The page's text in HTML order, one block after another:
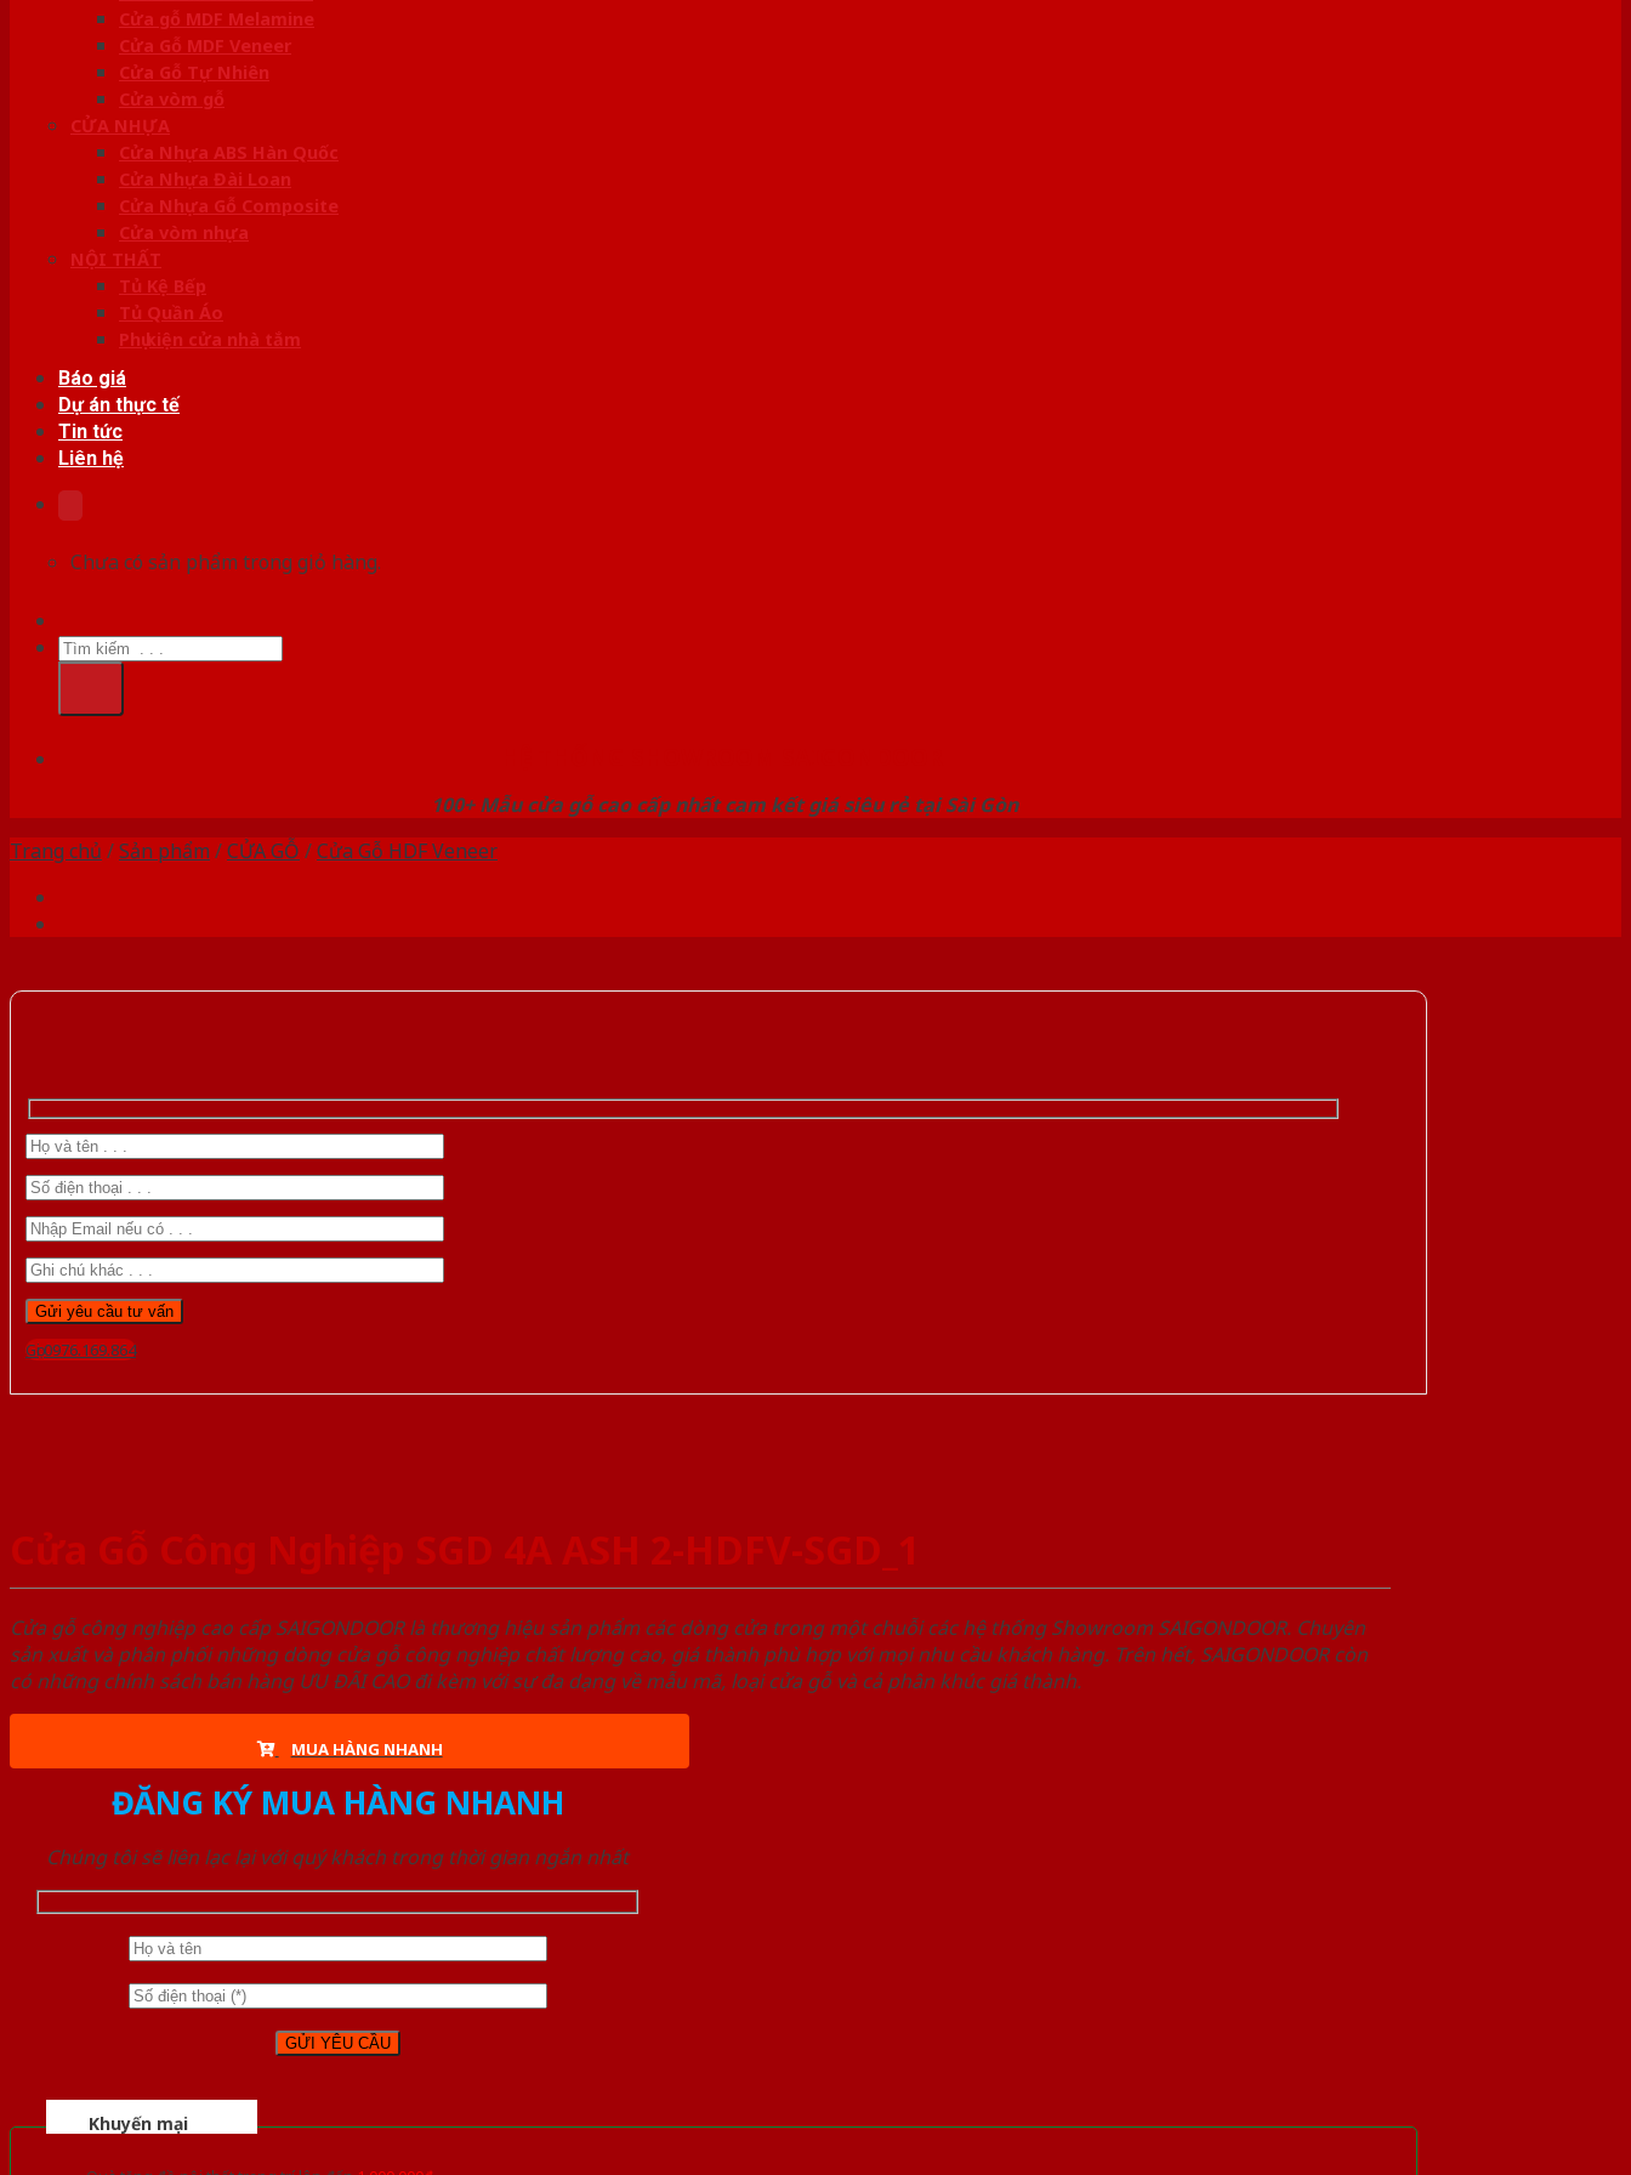
Cửa gỗ MDF Melamine
Cửa Gỗ MDF Veneer
Cửa Gỗ Tự Nhiên
Cửa vòm gỗ
CỬA NHỰA
Cửa Nhựa ABS Hàn Quốc
Cửa Nhựa Đài Loan
Cửa Nhựa Gỗ Composite
Cửa vòm nhựa
NỘI THẤT
Tủ Kệ Bếp
Tủ Quần Áo
Phụ kiện cửa nhà tắm
Báo giá
Dự án thực tế
Tin tức
Liên hệ
Chưa có sản phẩm trong giỏ hàng.
Tìm
kiếm:
100+ Mẫu cửa gỗ cao cấp nhất cam kết giá siêu rẻ tại Sài Gòn
Trang chủ /Sản phẩm /CỬA GỖ /Cửa Gỗ HDF Veneer
Gọi 0976.169.864
Cửa Gỗ Công Nghiệp SGD 4A ASH 2-HDFV-SGD_1
Cửa gỗ công nghiệp cao cấp SAIGONDOOR là thương hiệu sản phẩm các dòng cửa trong một chuỗi các hệ thống Showroom SAIGONDOOR. Chuyên
sản xuất và phân phối những dòng cửa gỗ công nghiệp chất lượng cao, giá thành phù hợp với mọi nhu cầu khách hàng. Trên hết, SAIGONDOOR còn
có những chính sách bán hàng ƯU ĐÃI CAO đi kèm với sự đa dạng về mẫu mã, loại cửa gỗ và cả phân khúc giá thành.
MUA HÀNG NHANH
ĐĂNG KÝ MUA HÀNG NHANH
Chúng tôi sẽ liên lạc lại với quý khách trong thời gian ngắn nhất
Khuyến mại